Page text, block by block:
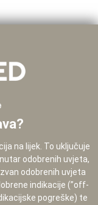
na lijek. To uključuje
odobrenih uvjeta,
odobrenih uvjeta
indikacije (”off-
pogreške) te